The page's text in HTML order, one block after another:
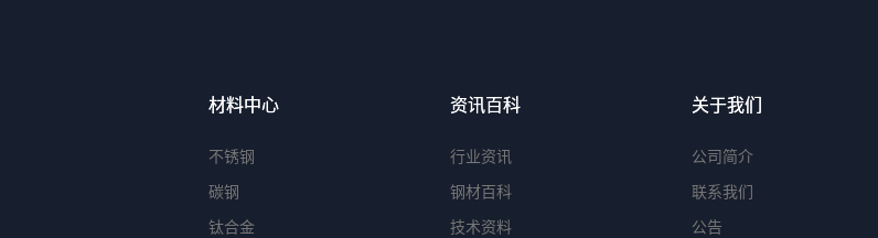
材料中心
不锈钢
碳钢
钛合金
资讯百科
行业资讯
钢材百科
技术资料
关于我们
公司简介
联系我们
公告